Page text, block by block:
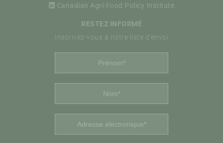
Canadian Agri-Food Policy Institute
RESTEZ INFORMÉ
Inscrivez-vous à notre liste d'envoi